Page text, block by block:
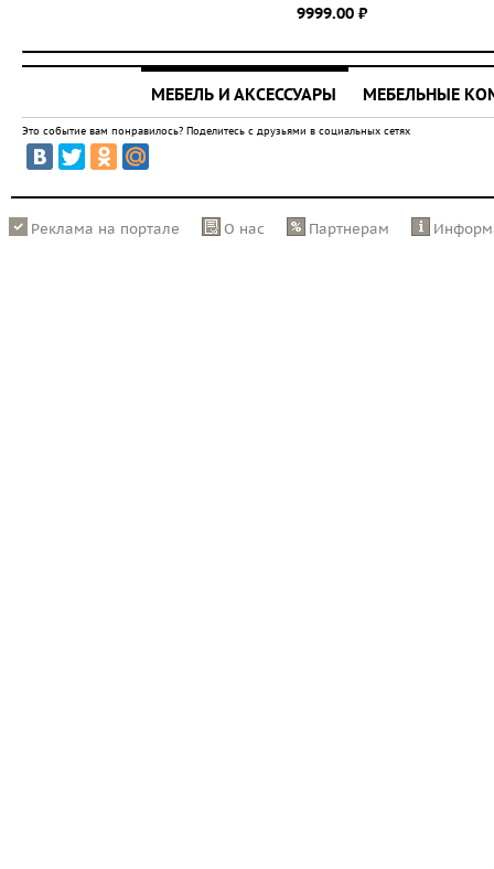
МЕБЕЛЬ И АКСЕССУАРЫ МЕБЕЛЬНЫЕ
Это событие вам понравилось? Поделитесь с друзьями в социальных сетях
Реклама на портале О нас Партнерам